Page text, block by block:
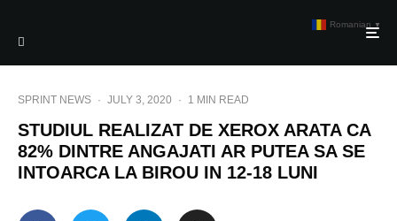
SPRINT NEWS · JULY 3, 2020 · 1 MIN READ
STUDIUL REALIZAT DE XEROX ARATA CA
82% DINTRE ANGAJATI AR PUTEA SA SE
INTOARCA LA BIROU IN 12-18 LUNI
Romanian ▼